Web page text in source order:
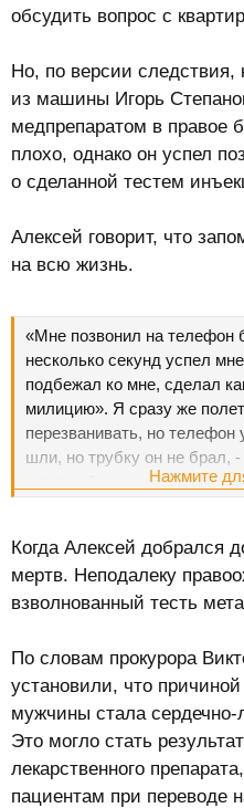
обсудить вопрос с
Но, по версии следствия,
из машины Игорь
медпрепаратом в правое
плохо, однако он успел
о сделанной тестем
Алексей говорит, что
на всю жизнь.
«Мне позвонил на телефон
несколько секунд успел
подбежал ко мне, сделал
милицию». Я сразу же
перезванивать, но телефон
шли, но трубку он не брал,
Нажмите
Когда Алексей добрался
мертв. Неподалеку
взволнованный тесть
По словам прокурора
установили, что
мужчины стала сердечно-
Это могло стать
лекарственного
пациентам при переводе